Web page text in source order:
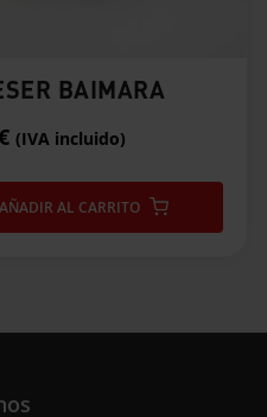
BAIMARA
(IVA incluido)
AÑADIR AL CARRITO